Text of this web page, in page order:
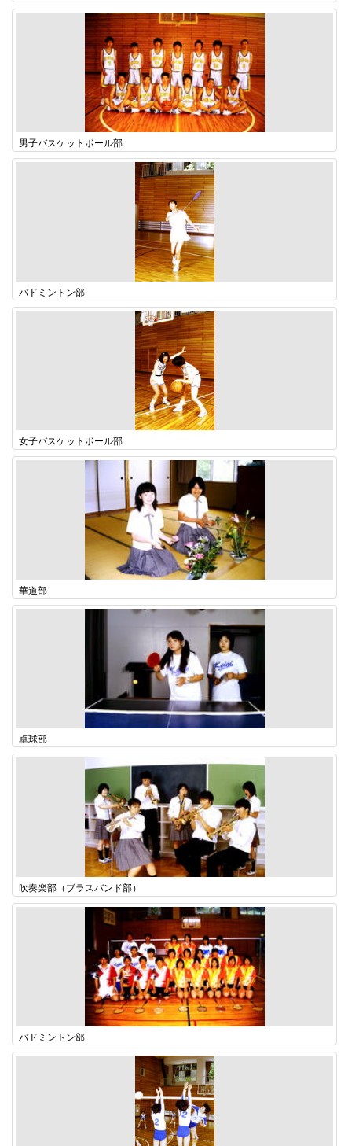
男子バスケットボール部
バドミントン部
女子バスケットボール部
華道部
卓球部
吹奏楽部（ブラスバンド部）
バドミントン部